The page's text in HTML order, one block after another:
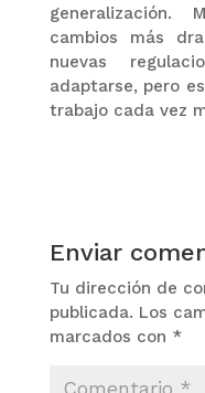
generalización.
cambios más
nuevas
adaptarse, pero
trabajo cada vez
Enviar
Tu dirección de
publicada. Los
marcados con *